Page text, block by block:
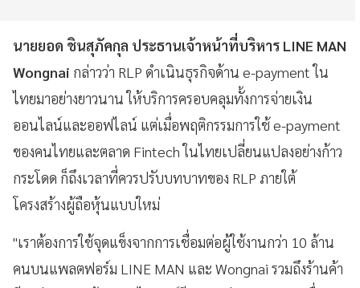
นายยอด ชินสุภัคกุล ประธานเจ้าหน้าที่บริหาร LINE MAN
Wongnai กล่าวว่า RLP ดำเนินธุรกิจด้าน e-payment ใน
ไทยมาอย่างยาวนาน ให้บริการครอบคลุมทั้งการจ่ายเงิน
ออนไลน์และออฟไลน์ แต่เมื่อพฤติกรรมการใช้ e-payment
ของคนไทยและตลาด Fintech ในไทยเปลี่ยนแปลงอย่างก้าว
กระโดด ก็ถึงเวลาที่ควรปรับบทบาทของ RLP ภายใต้
โครงสร้างผู้ถือหุ้นแบบใหม่
"เราต้องการใช้จุดแข็งจากการเชื่อมต่อผู้ใช้งานกว่า 10 ล้าน
คนบนแพลตฟอร์ม LINE MAN และ Wongnai รวมถึงร้านค้า